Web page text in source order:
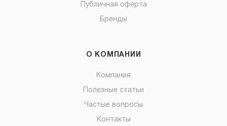
Публичная оферта
Бренды
О КОМПАНИИ
Компания
Полезные статьи
Частые вопросы
Контакты